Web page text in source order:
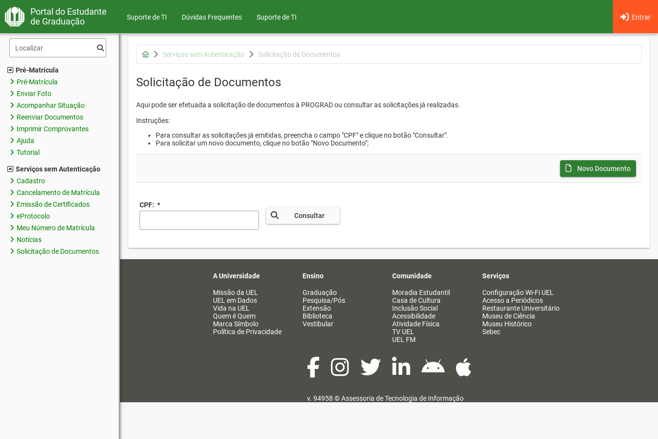
Portal do Estudante
de Graduação
Suporte de TI Dúvidas Frequentes Entrar
Suporte de TI
Pré-Matrícula
Pré-Matrícula
Enviar Foto
Acompanhar Situação
Reenviar Documentos
Imprimir Comprovantes
Ajuda
Tutorial
Serviços sem Autenticação
Cadastro
Cancelamento de Matrícula
Emissão de Certificados
eProtocolo
Meu Número de Matrícula
Notícias
Solicitação de Documentos
Serviços sem Autenticação Solicitação de Documentos
Solicitação de Documentos
Aqui pode ser efetuada a solicitação de documentos à PROGRAD ou consultar as solicitações já realizadas.
Instruções:
Para consultar as solicitações já emitidas, preencha o campo "CPF" e clique no botão "Consultar".
Para solicitar um novo documento, clique no botão "Novo Documento";
Novo Documento
CPF: *
Consultar
A Universidade
Missão da UEL
UEL em Dados
Vida na UEL
Quem é Quem
Marca Símbolo
Política de Privacidade
Ensino
Graduação
Pesquisa/Pós
Extensão
Biblioteca
Vestibular
Comunidade
Moradia Estudantil
Casa de Cultura
Inclusão Social
Acessibilidade
Atividade Física
TV UEL
UEL FM
Serviços
Configuração Wi-Fi UEL
Acesso a Periódicos
Restaurante Universitário
Museu de Ciência
Museu Histórico
Sebec
v. 94958 ©Assessoria de Tecnologia de Informação